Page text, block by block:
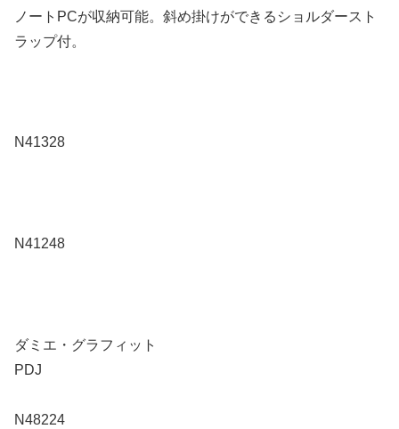
ノートPCが収納可能。斜め掛けができるショルダースト
ラップ付。
N41328
N41248
ダミエ・グラフィット
PDJ
N48224